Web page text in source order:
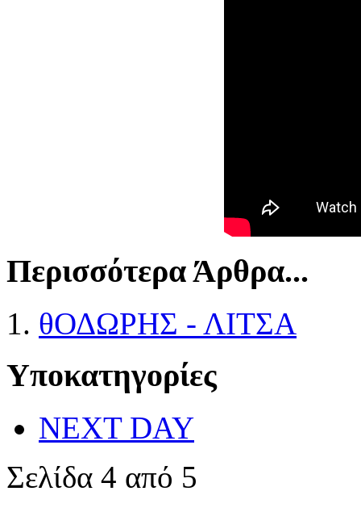
Περισσότερα Άρθρα...
θΟΔΩΡΗΣ - ΛΙΤΣΑ
Υποκατηγορίες
NEXT DAY
Σελίδα 4 από 5